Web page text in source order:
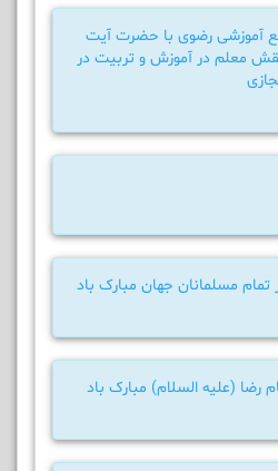
آموزشی رضوی با حضرت آیت
نقش معلم در آموزش و تربیت در
مسلمانان جهان مبارک باد
رضا (علیه السلام) مبارک باد